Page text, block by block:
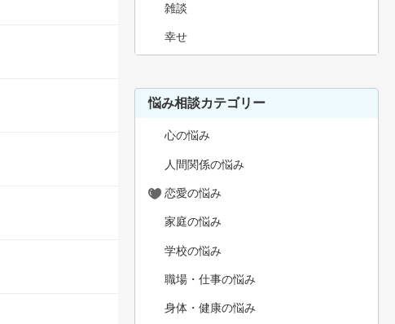
雑談
幸せ
悩み相談カテゴリー
心の悩み
人間関係の悩み
恋愛の悩み
家庭の悩み
学校の悩み
職場・仕事の悩み
身体・健康の悩み